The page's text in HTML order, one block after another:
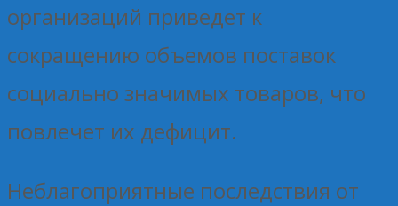
организаций приведет к
сокращению объемов поставок
социально значимых товаров, что
повлечет их дефицит.
Неблагоприятные последствия от